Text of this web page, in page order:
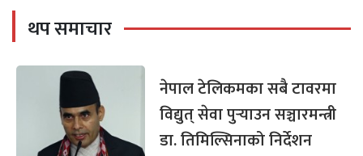
थप समाचार
नेपाल टेलिकमका सबै टावरमा
विद्युत् सेवा पुर्‍याउन सञ्चारमन्त्री
डा. तिमिल्सिनाको निर्देशन